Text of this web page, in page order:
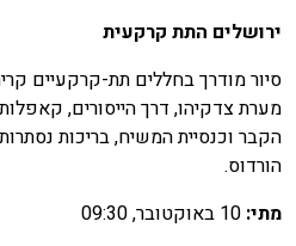
התת קרקעית
מודרך בחללים תת-קרקעיים
צדקיהו, דרך הייסורים, קאפלות
וכנסיית המשיח, בריכות
10 באוקטובר, 09:30